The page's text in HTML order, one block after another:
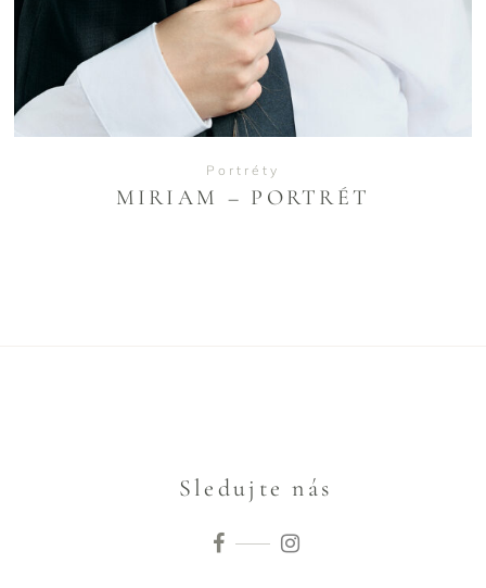
MIRIAM – PORTRÉT
Portréty
Sledujte nás